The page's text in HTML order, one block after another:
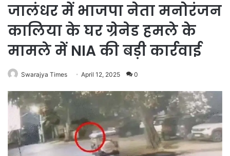
जालंधर में भाजपा नेता मनोरंजन
कालिया के घर ग्रेनेड हमले के
मामले में NIA की बड़ी कार्रवाई
Swarajya Times April 12, 2025 0